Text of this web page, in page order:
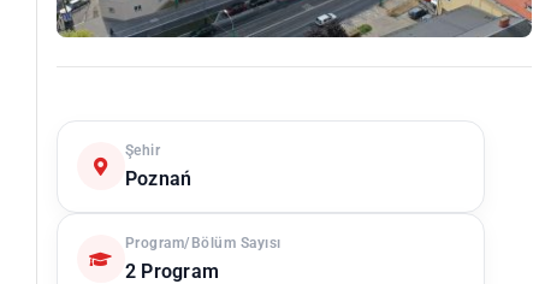
Şehir
Poznań
Program/Bölüm Sayısı
2 Program